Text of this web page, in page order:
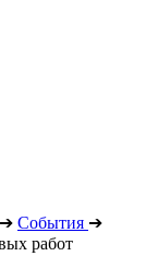
➔ События ➔
работ